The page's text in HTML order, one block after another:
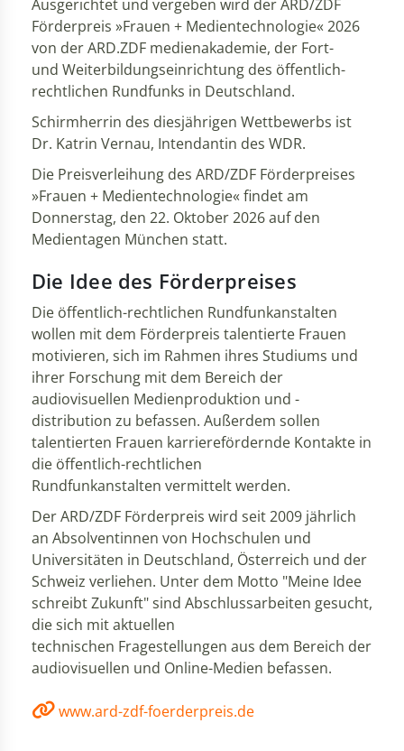
Ausgerichtet und vergeben wird der ARD/ZDF
Förderpreis »Frauen + Medientechnologie« 2026
von der ARD.ZDF medienakademie, der Fort-
und Weiterbildungseinrichtung des öffentlich-
rechtlichen Rundfunks in Deutschland.
Schirmherrin des diesjährigen Wettbewerbs ist
Dr. Katrin Vernau, Intendantin des WDR.
Die Preisverleihung des ARD/ZDF Förderpreises
»Frauen + Medientechnologie« findet am
Donnerstag, den 22. Oktober 2026 auf den
Medientagen München statt.
Die Idee des Förderpreises
Die öffentlich-rechtlichen Rundfunkanstalten
wollen mit dem Förderpreis talentierte Frauen
motivieren, sich im Rahmen ihres Studiums und
ihrer Forschung mit dem Bereich der
audiovisuellen Medienproduktion und -
distribution zu befassen. Außerdem sollen
talentierten Frauen karrierefördernde Kontakte in
die öffentlich-rechtlichen
Rundfunkanstalten vermittelt werden.
Der ARD/ZDF Förderpreis wird seit 2009 jährlich
an Absolventinnen von Hochschulen und
Universitäten in Deutschland, Österreich und der
Schweiz verliehen. Unter dem Motto "Meine Idee
schreibt Zukunft" sind Abschlussarbeiten gesucht,
die sich mit aktuellen
technischen Fragestellungen aus dem Bereich der
audiovisuellen und Online-Medien befassen.
www.ard-zdf-foerderpreis.de